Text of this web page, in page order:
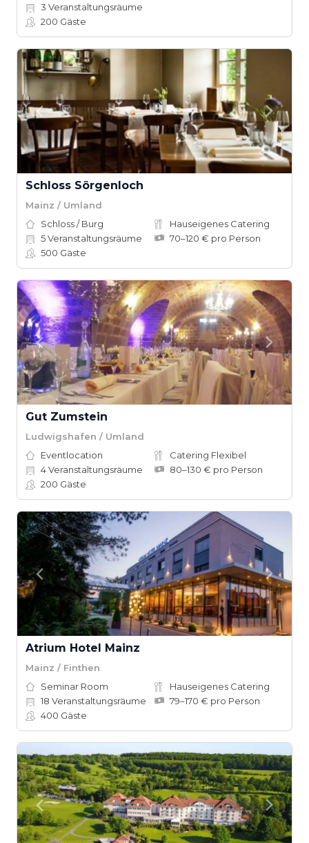
3 Veranstaltungsräume
200 Gäste
Schloss Sörgenloch
Mainz / Umland
Schloss / Burg
Hauseigenes Catering
5Veranstaltungsräume
70–120 € pro Person
500 Gäste
Gut Zumstein
Ludwigshafen / Umland
Eventlocation
Catering Flexibel
4Veranstaltungsräume
80–130 € pro Person
200 Gäste
Atrium Hotel Mainz
Mainz / Finthen
Seminar Room
Hauseigenes Catering
18 Veranstaltungsräume
79–170 € pro Person
400 Gäste